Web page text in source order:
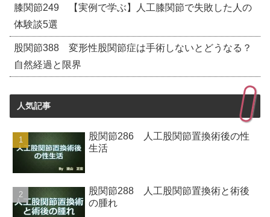
膝関節249 【実例で学ぶ】人工膝関節で失敗した人の
体験談5選
股関節388 変形性股関節症は手術しないとどうなる？
自然経過と限界
人気記事
股関節286 人工股関節置換術後の性
生活
股関節288 人工股関節置換術と術後
の腫れ